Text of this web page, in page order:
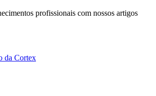
profissionais com nossos artigos
da Cortex